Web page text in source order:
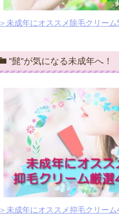
＞未成年にオススメ除毛クリーム
”髭”が気になる未成年へ！
＞未成年にオススメ抑毛クリーム